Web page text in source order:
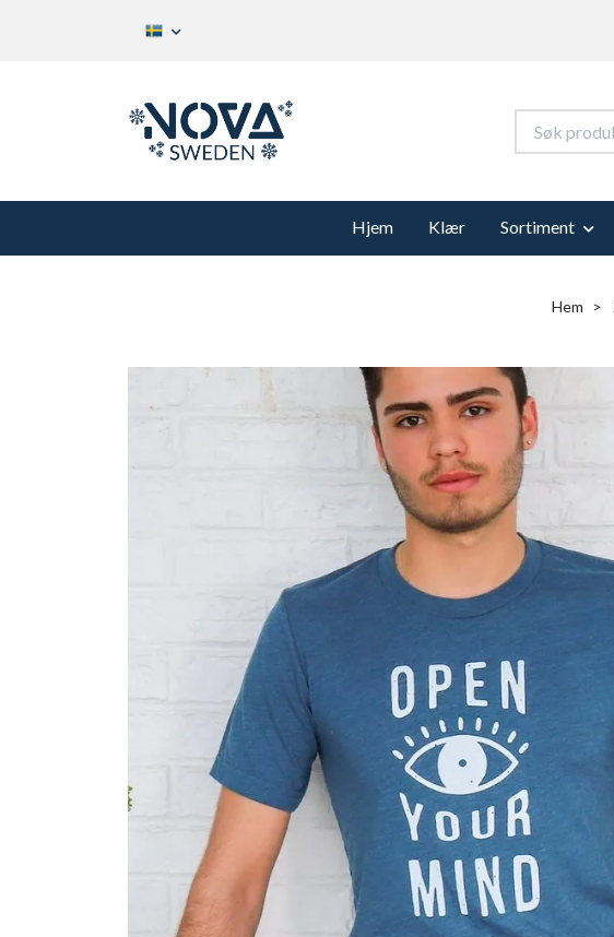
Hjem Klær Sortiment
Hem